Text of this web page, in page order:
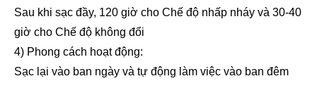
Sau khi sạc đầy, 120 giờ cho Chế độ nhấp nháy và 30-40
giờ cho Chế độ không đổi
4) Phong cách hoạt động:
Sạc lại vào ban ngày và tự động làm việc vào ban đêm